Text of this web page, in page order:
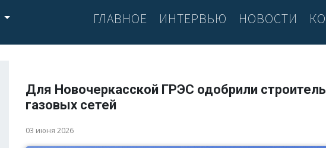
ГЛАВНОЕ ИНТЕРВЬЮ НОВОСТИ
Для Новочеркасской ГРЭС одобрили
газовых сетей
03 июня 2026